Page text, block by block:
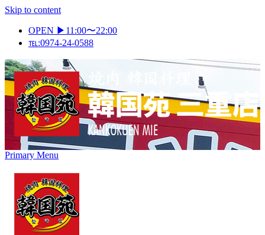
Skip to content
OPEN ▶11:00〜22:00
℡:0974-24-0588
Primary Menu